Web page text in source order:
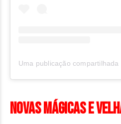
Novas Mágicas e